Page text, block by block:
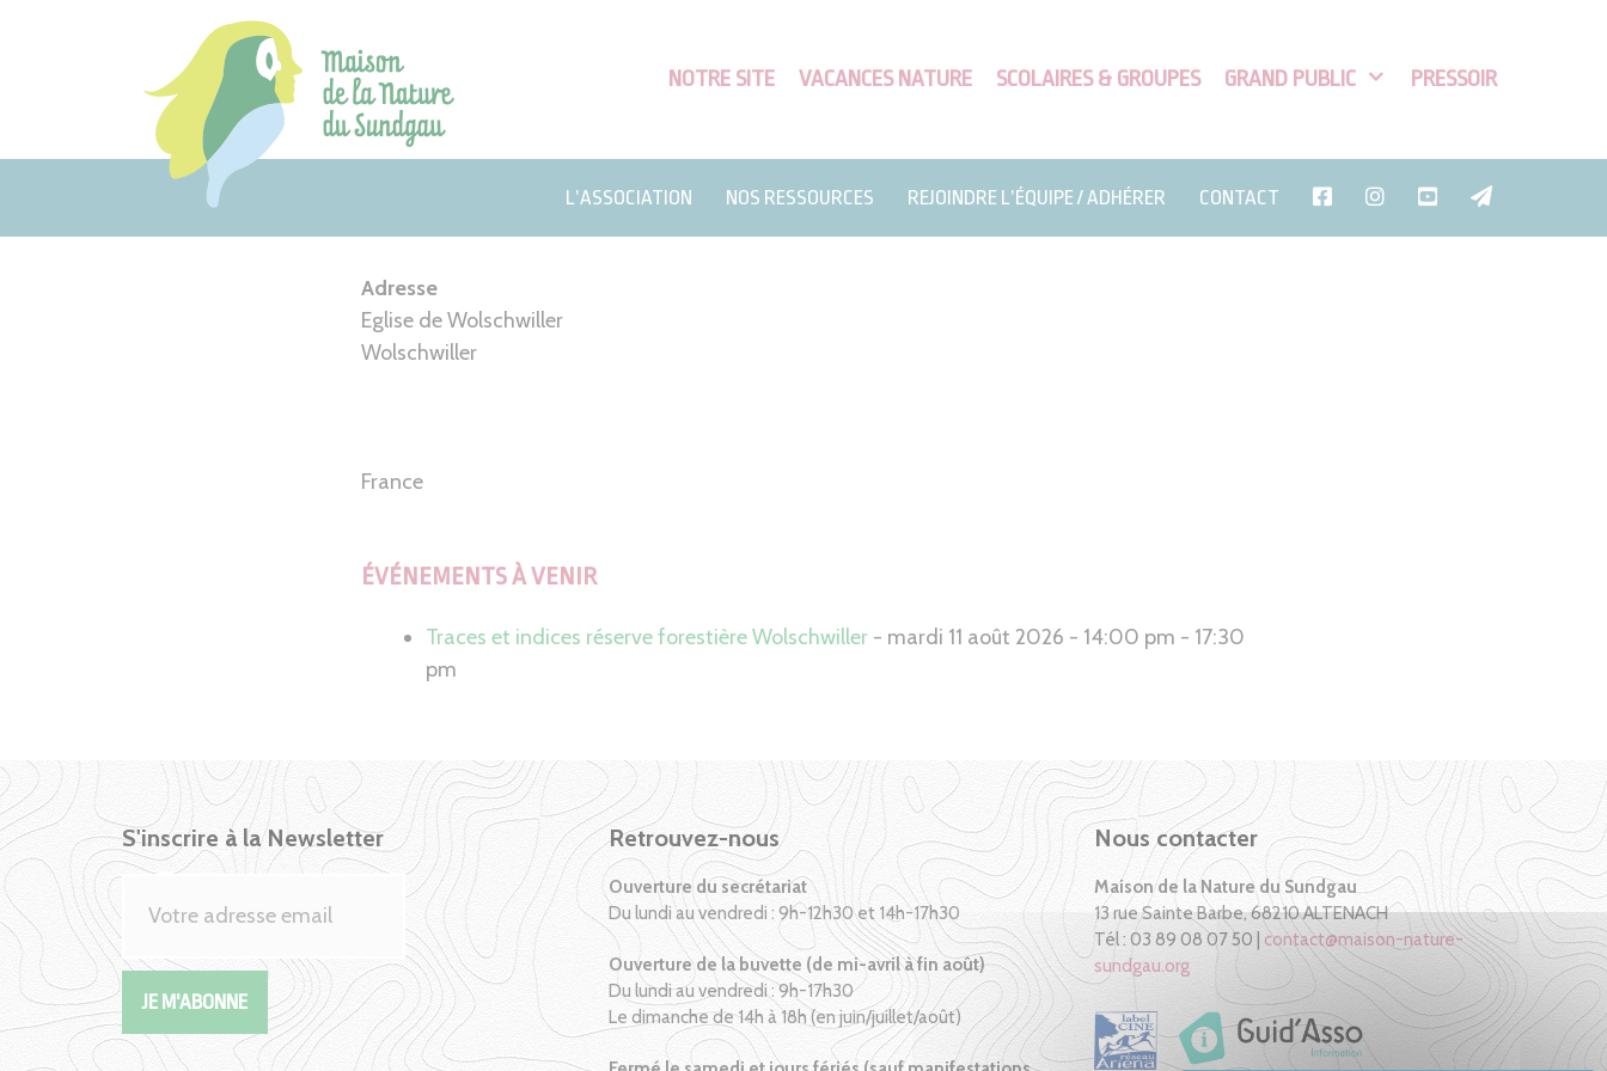
NOTRE SITE VACANCES NATURE SCOLAIRES & GROUPES GRAND PUBLIC PRESSOIR
L’ASSOCIATION NOS RESSOURCES REJOINDRE L’ÉQUIPE / ADHÉRER CONTACT
Adresse
Eglise de Wolschwiller
Wolschwiller
France
ÉVÉNEMENTS À VENIR
Traces et indices réserve forestière Wolschwiller - mardi 11 août 2026 - 14:00 pm - 17:30
pm
S'inscrire à la Newsletter Retrouvez-nous
Ouverture du secrétariat
Du lundi au vendredi : 9h-12h30 et 14h-17h30
Ouverture de la buvette (de mi-avril à fin août)
Du lundi au vendredi : 9h-17h30
Le dimanche de 14h à 18h (en juin/juillet/août)
Nous contacter
Maison de la Nature du Sundgau
13 rue Sainte Barbe, 68210 ALTENACH
Tél : 03 89 08 07 50 | contact@maison-nature-
sundgau.org